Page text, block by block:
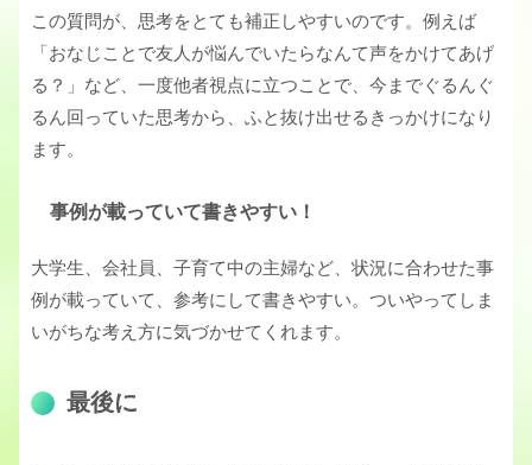
この質問が、思考をとても補正しやすいのです。例えば
「おなじことで友人が悩んでいたらなんて声をかけてあげ
る？」など、一度他者視点に立つことで、今までぐるんぐ
るん回っていた思考から、ふと抜け出せるきっかけになり
ます。
事例が載っていて書きやすい！
大学生、会社員、子育て中の主婦など、状況に合わせた事
例が載っていて、参考にして書きやすい。ついやってしま
いがちな考え方に気づかせてくれます。
最後に